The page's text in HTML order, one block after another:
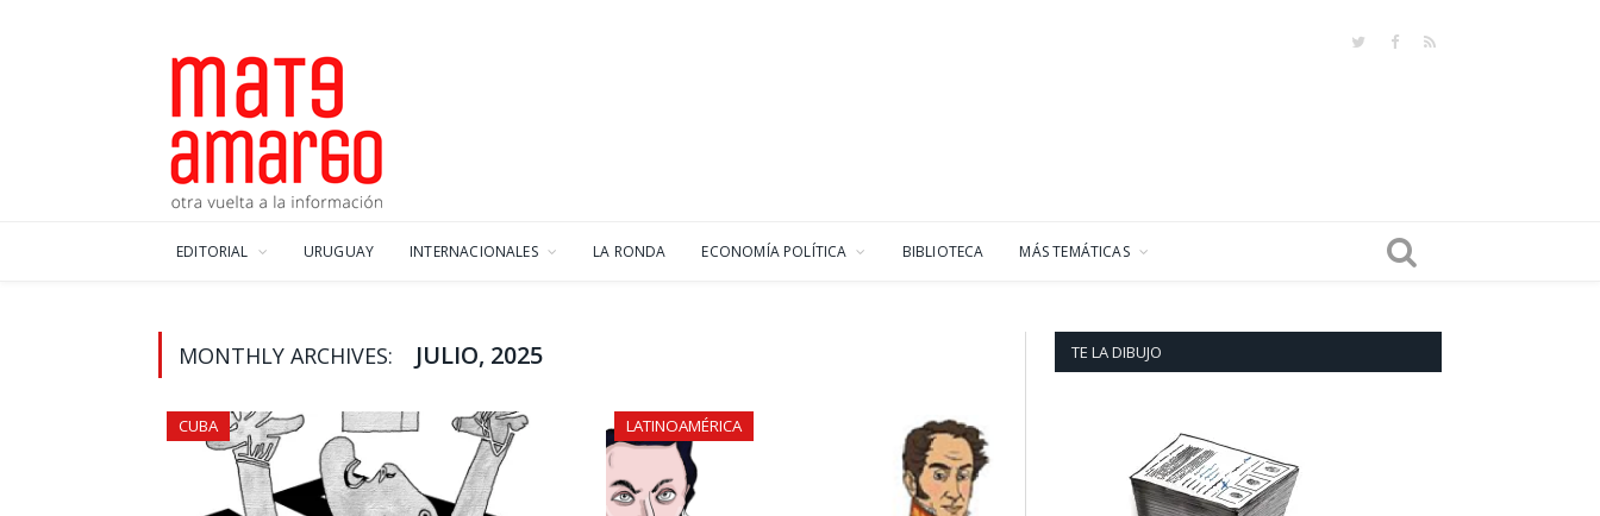
TwitterFacebook
RSS
EDITORIAL URUGUAY INTERNACIONALES LA RONDA ECONOMÍA POLÍTICA BIBLIOTECA MÁS TEMÁTICAS
MONTHLY ARCHIVES: JULIO, 2025
CUBA LATINOAMÉRICA
TE LA DIBUJO